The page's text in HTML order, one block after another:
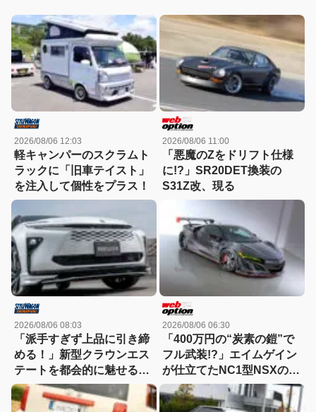
2026/08/06 12:03
軽キャンパーのスクラムト
ラックに「旧車テイスト」
を注入して個性をプラス！
2026/08/06 11:00
「悪魔のZをドリフト仕様
に!?」SR20DET換装の
S31Z改、現る
2026/08/06 08:03
「派手すぎず上品に引き締
める！」新型クラウンエス
テートを都会的に魅せる、
モデリスタのディーラーで
買える流麗スタイル
2026/08/06 06:30
「400万円の“炭素の鎧”で
フル武装!?」エイムゲイン
が仕立てたNC1型NSXの本
気